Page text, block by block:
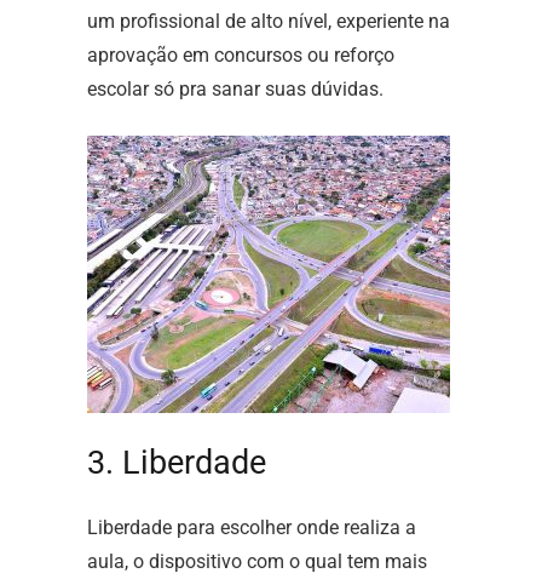
um profissional de alto nível, experiente na
aprovação em concursos ou reforço
escolar só pra sanar suas dúvidas.
3. Liberdade
Liberdade para escolher onde realiza a
aula, o dispositivo com o qual tem mais